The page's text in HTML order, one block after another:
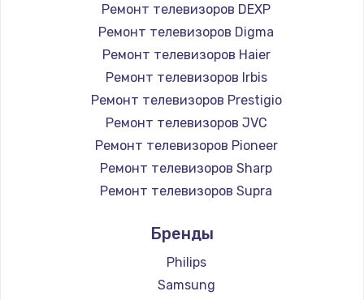
Замена микросхемы NFC
1100 руб.
Заказать
Замена шим-контроллера
3900 руб.
Заказать
1030 руб.
Заказать
Ремонт телевизоров DEXP
Ремонт телевизоров Digma
Ремонт телевизоров Haier
Ремонт телевизоров Irbis
Ремонт телевизоров Prestigio
Ремонт телевизоров JVC
Ремонт телевизоров Pioneer
Ремонт телевизоров Sharp
Ремонт телевизоров Supra
Ремонт телевизоров Hisense
Ремонт телевизоров Daewoo
Ремонт телевизоров Centek
Бренды
Philips
Samsung